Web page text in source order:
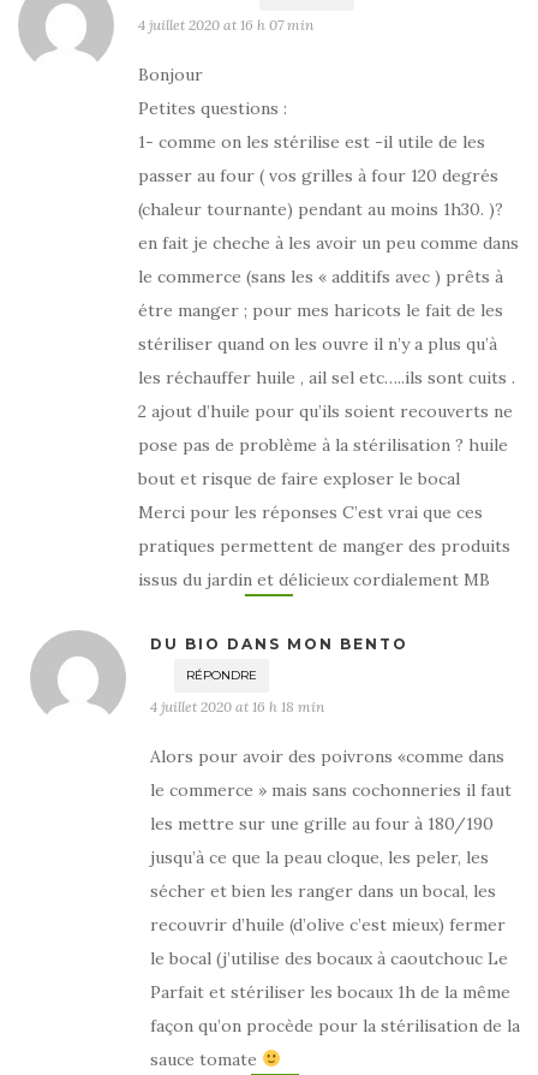
4 juillet 2020 at 16 h 07 min
Bonjour
Petites questions :
1- comme on les stérilise est -il utile de les
passer au four ( vos grilles à four 120 degrés
(chaleur tournante) pendant au moins 1h30. )?
en fait je cheche à les avoir un peu comme dans
le commerce (sans les « additifs avec ) prêts à
étre manger ; pour mes haricots le fait de les
stériliser quand on les ouvre il n’y a plus qu’à
les réchauffer huile , ail sel etc…..ils sont cuits .
2 ajout d’huile pour qu’ils soient recouverts ne
pose pas de problème à la stérilisation ? huile
bout et risque de faire exploser le bocal
Merci pour les réponses C’est vrai que ces
pratiques permettent de manger des produits
issus du jardin et délicieux cordialement MB
DU BIO DANS MON BENTO
RÉPONDRE
4 juillet 2020 at 16 h 18 min
Alors pour avoir des poivrons «comme dans
le commerce » mais sans cochonneries il faut
les mettre sur une grille au four à 180/190
jusqu’à ce que la peau cloque, les peler, les
sécher et bien les ranger dans un bocal, les
recouvrir d’huile (d’olive c’est mieux) fermer
le bocal (j’utilise des bocaux à caoutchouc Le
Parfait et stériliser les bocaux 1h de la même
façon qu’on procède pour la stérilisation de la
sauce tomate